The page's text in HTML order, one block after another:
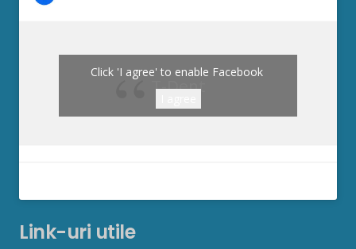
T-Dent
Click 'I agree' to enable Facebook
Link-uri utile